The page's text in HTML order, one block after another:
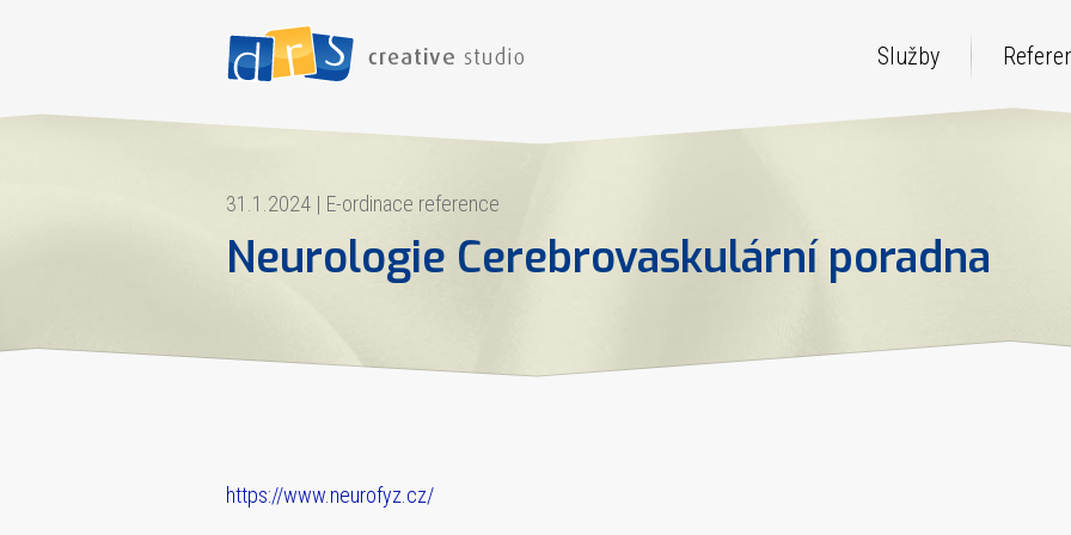
Služby
31.1.2024 | E-ordinace reference
Neurologie Cerebrovaskulární poradna
https://www.neurofyz.cz/